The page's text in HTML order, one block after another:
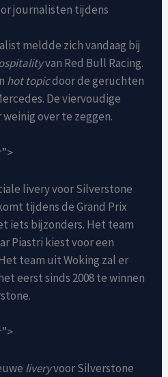
journalisten tijdens
meldde zich vandaag bij
van Red Bull Racing.
hot topicdoor de geruchten
De viervoudige
over te zeggen.
livery voor Silverstone
tijdens de Grand Prix
iets bijzonders. Het team
Piastri kiest voor een
team uit Woking zal er
eerst sinds 2008 te winnen
liveryvoor Silverstone